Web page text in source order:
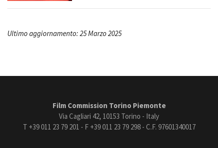
Ultimo aggiornamento: 25 Marzo 2025
Film Commission Torino Piemonte
Via Cagliari 42, 10153 Torino - Italy
T +39 011 23 79 201 - F +39 011 23 79 298 - C.F. 97601340017